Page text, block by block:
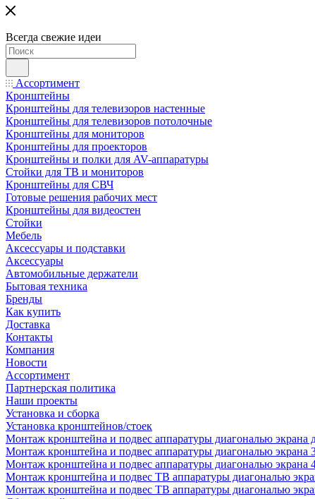
Всегда свежие идеи
Ассортимент
Кронштейны
Кронштейны для телевизоров настенные
Кронштейны для телевизоров потолочные
Кронштейны для мониторов
Кронштейны для проекторов
Кронштейны и полки для AV-аппаратуры
Стойки для ТВ и мониторов
Кронштейны для СВЧ
Готовые решения рабочих мест
Кронштейны для видеостен
Стойки
Мебель
Аксессуары и подставки
Аксессуары
Автомобильные держатели
Бытовая техника
Бренды
Как купить
Доставка
Контакты
Компания
Новости
Ассортимент
Партнерская политика
Наши проекты
Установка и сборка
Установка кронштейнов/стоек
Монтаж кронштейна и подвес аппаратуры диагональю экрана
Монтаж кронштейна и подвес аппаратуры диагональю экрана
Монтаж кронштейна и подвес аппаратуры диагональю экрана
Монтаж кронштейна и подвес ТВ аппаратуры диагональю
Монтаж кронштейна и подвес ТВ аппаратуры диагональю